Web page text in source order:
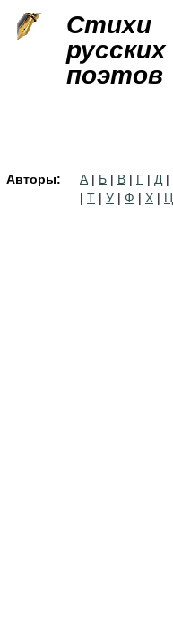
Стихи
русских
поэтов
Авторы: А | Б | В | Г | Д |
| Т | У | Ф | Х | Ц